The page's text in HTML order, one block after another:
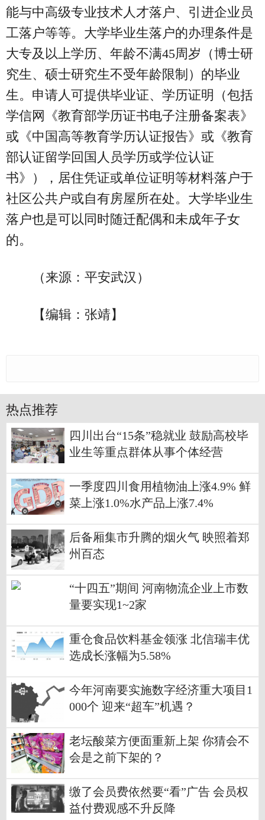
能与中高级专业技术人才落户、引进企业员
工落户等等。大学毕业生落户的办理条件是
大专及以上学历、年龄不满45周岁（博士研
究生、硕士研究生不受年龄限制）的毕业
生。申请人可提供毕业证、学历证明（包括
学信网《教育部学历证书电子注册备案表》
或《中国高等教育学历认证报告》或《教育
部认证留学回国人员学历或学位认证
书》），居住凭证或单位证明等材料落户于
社区公共户或自有房屋所在处。大学毕业生
落户也是可以同时随迁配偶和未成年子女
的。
（来源：平安武汉）
【编辑：张靖】
热点推荐
四川出台“15条”稳就业 鼓励高校毕
业生等重点群体从事个体经营
一季度四川食用植物油上涨4.9% 鲜
菜上涨1.0%水产品上涨7.4%
后备厢集市升腾的烟火气 映照着郑
州百态
“十四五”期间 河南物流企业上市数
量要实现1~2家
重仓食品饮料基金领涨 北信瑞丰优
选成长涨幅为5.58%
今年河南要实施数字经济重大项目1
000个 迎来“超车”机遇？
老坛酸菜方便面重新上架 你猜会不
会是之前下架的？
缴了会员费依然要“看”广告 会员权
益付费观感不升反降